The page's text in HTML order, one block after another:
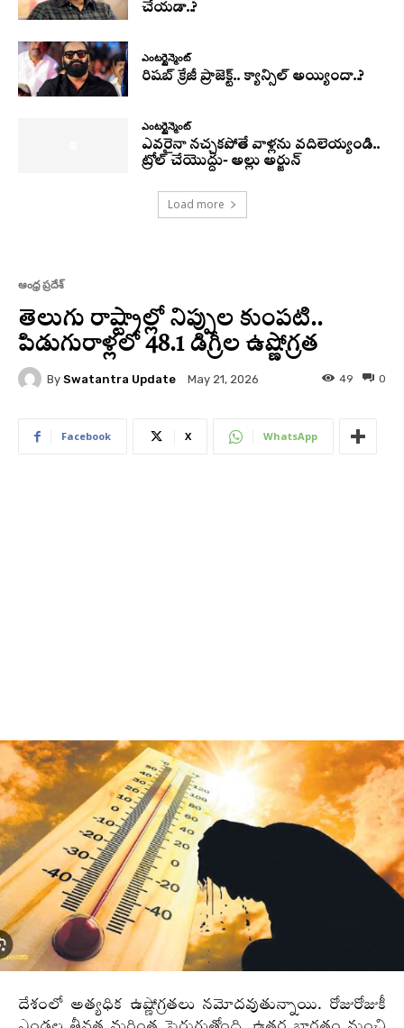
చేయడా..?
ఎంటర్టైన్మెంట్
రిషబ్ క్రేజీ ప్రాజెక్ట్.. క్యాన్సిల్ అయ్యిందా..?
ఎంటర్టైన్మెంట్
ఎవరైనా నచ్చకపోతే వాళ్లను వదిలెయ్యండి..
ట్రోల్ చేయొద్దు- అల్లు అర్జున్
Load more